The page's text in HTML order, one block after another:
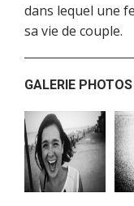
dans lequel une
sa vie de couple.
GALERIE PHOTOS